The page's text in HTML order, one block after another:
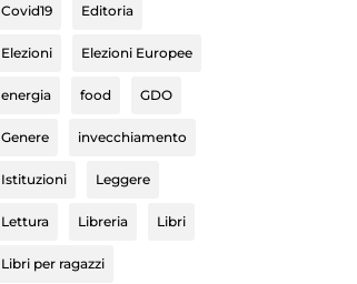
Covid19 Editoria
Elezioni Elezioni Europee
energia food GDO
Genere invecchiamento
Istituzioni Leggere
Lettura Libreria Libri
Libri per ragazzi